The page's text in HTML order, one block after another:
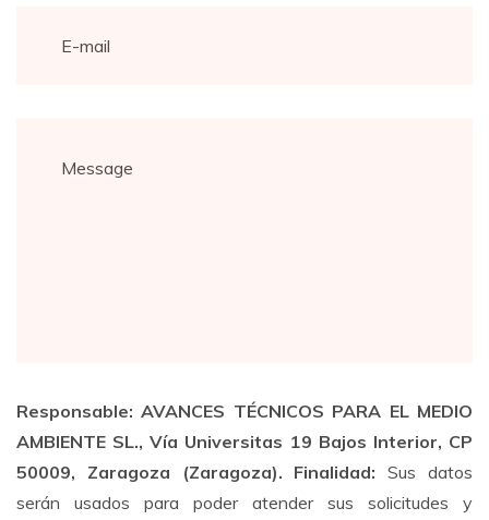
Responsable: AVANCES TÉCNICOS PARA EL MEDIO
AMBIENTE SL., Vía Universitas 19 Bajos Interior, CP
50009, Zaragoza (Zaragoza). Finalidad: Sus datos
serán usados para poder atender sus solicitudes y